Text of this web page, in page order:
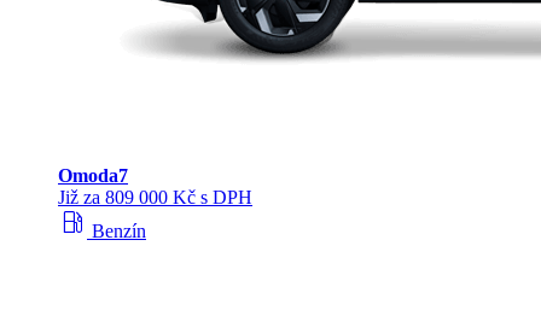
Omoda7
Již za 809 000 Kč s DPH
local_gas_station Benzín